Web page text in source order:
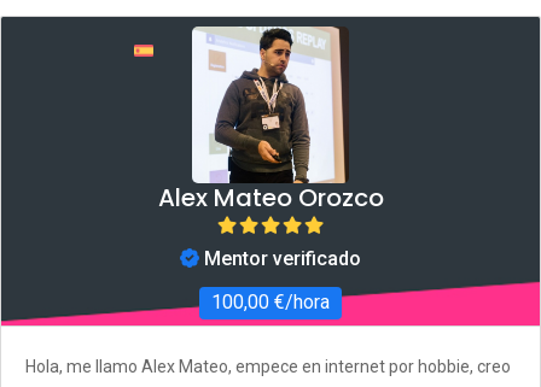
Alex Mateo Orozco
Mentor verificado
100,00 €/hora
Hola, me llamo Alex Mateo, empece en internet por hobbie, creo